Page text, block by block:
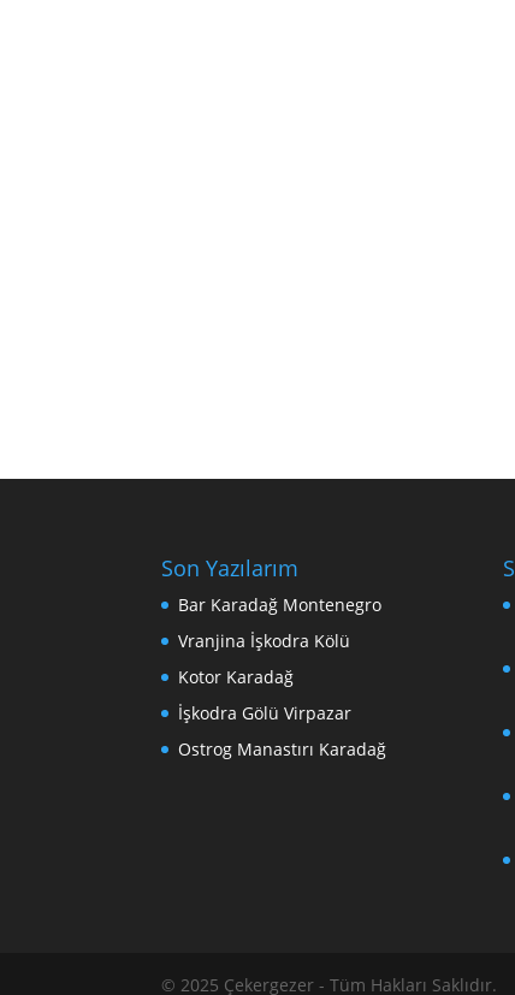
Son Yazılarım
Bar Karadağ Montenegro
Vranjina İşkodra Kölü
Kotor Karadağ
İşkodra Gölü Virpazar
Ostrog Manastırı Karadağ
© 2025 Çekergezer - Tüm Hakları Saklıdır.